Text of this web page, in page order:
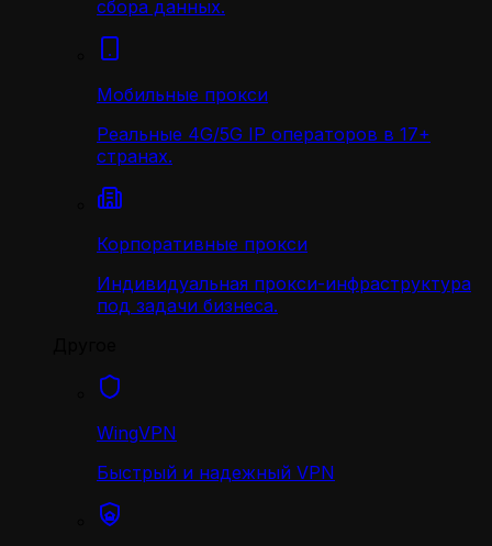
сбора данных.
Мобильные прокси
Реальные 4G/5G IP операторов в 17+
странах.
Корпоративные прокси
Индивидуальная прокси-инфраструктура
под задачи бизнеса.
WingVPN
Быстрый и надежный VPN